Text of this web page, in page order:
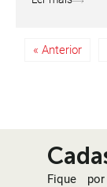
« Anterior
Fique